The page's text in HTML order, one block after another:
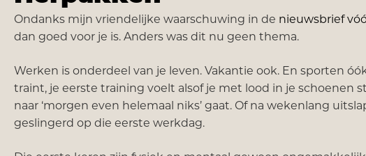
Ondanks mijn vriendelijke waarschuwing in de nieuwsbrief
dan goed voor je is. Anders was dit nu geen thema.
Werken is onderdeel van je leven. Vakantie ook. En sporten
traint, je eerste training voelt alsof je met lood in je schoenen
naar ‘morgen even helemaal niks’ gaat. Of na wekenlang
geslingerd op die eerste werkdag.